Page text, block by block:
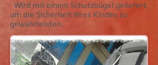
Wird mit einem Schutzbügel geliefert,
um die Sicherheit Ihres Kindes zu
gewährleisten.